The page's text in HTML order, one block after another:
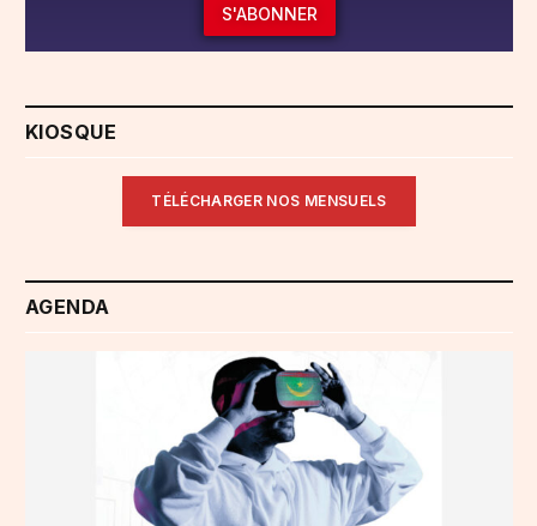
S'ABONNER
KIOSQUE
TÉLÉCHARGER NOS MENSUELS
AGENDA